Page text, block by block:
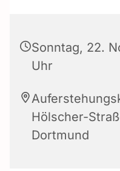
Sonntag, 22.
Uhr
Hölscher-
Dortmund